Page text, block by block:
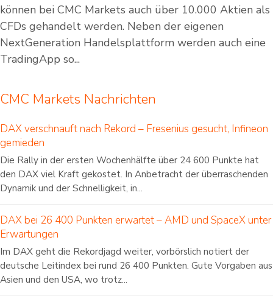
können bei CMC Markets auch über 10.000 Aktien als
CFDs gehandelt werden. Neben der eigenen
NextGeneration Handelsplattform werden auch eine
TradingApp so...
CMC Markets Nachrichten
DAX verschnauft nach Rekord – Fresenius gesucht, Infineon
gemieden
Die Rally in der ersten Wochenhälfte über 24 600 Punkte hat
den DAX viel Kraft gekostet. In Anbetracht der überraschenden
Dynamik und der Schnelligkeit, in...
DAX bei 26 400 Punkten erwartet – AMD und SpaceX unter
Erwartungen
Im DAX geht die Rekordjagd weiter, vorbörslich notiert der
deutsche Leitindex bei rund 26 400 Punkten. Gute Vorgaben aus
Asien und den USA, wo trotz...